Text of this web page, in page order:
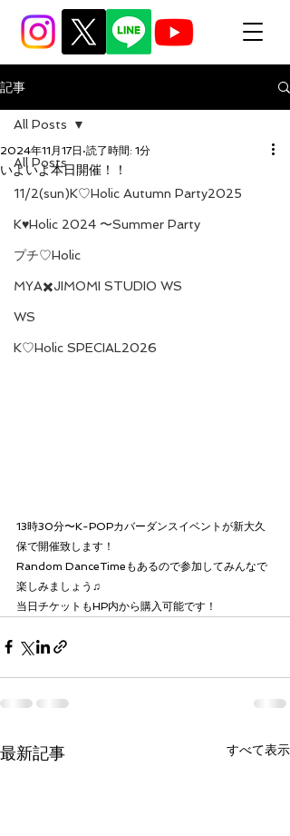
記事
All Posts
11/2(sun)K♡Holic Autumn Party2025
K♥Holic 2024 〜Summer Party
プチ♡Holic
MYA✖️JIMOMI STUDIO WS
WS
K♡Holic SPECIAL2026
All Posts
いよいよ本日開催！！
2024年11月17日 読了時間: 1分
13時30分〜K-POPカバーダンスイベントが新大久
保で開催致します！
Random DanceTimeもあるので参加してみんなで
楽しみましょう♫
当日チケットもHP内から購入可能です！
最新記事 すべて表示